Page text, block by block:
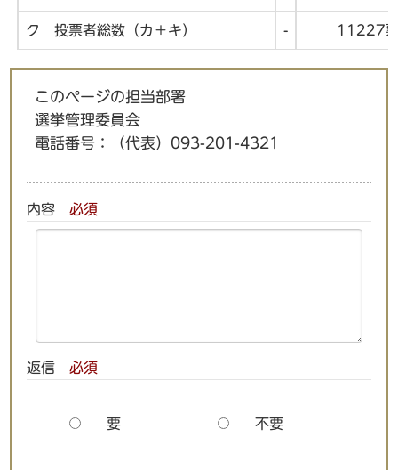
ク 投票者総数（カ＋キ） - 11227
このページの担当部署
選挙管理委員会
電話番号：
（代表）093-201-4321
内容 必須
返信 必須
要 不要